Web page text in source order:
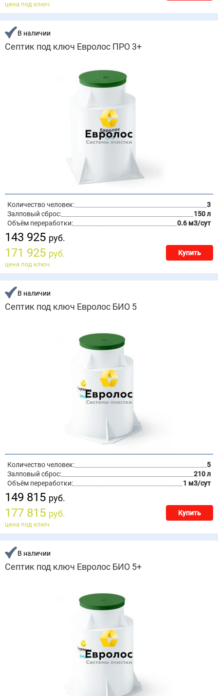
цена под ключ
В наличии
Септик под ключ Евролос ПРО 3+
Количество человек:
3
Залповый сброс:
150 л
Объём переработки:
0.6 м3/сут
143 925 руб.
171 925 руб. Купить
цена под ключ
В наличии
Септик под ключ Евролос БИО 5
Количество человек:
5
Залповый сброс:
210 л
Объём переработки:
1 м3/сут
149 815 руб.
177 815 руб. Купить
цена под ключ
В наличии
Септик под ключ Евролос БИО 5+